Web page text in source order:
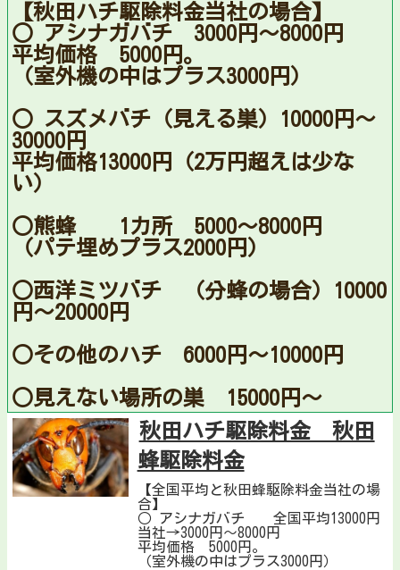
【秋田ハチ駆除料金当社の場合】
○ アシナガバチ 3000円〜8000円
平均価格 5000円。
（室外機の中はプラス3000円）
○ スズメバチ（見える巣）10000円〜
30000円
平均価格13000円（2万円超えは少な
い）
○熊蜂 1カ所 5000〜8000円
（パテ埋めプラス2000円）
○西洋ミツバチ （分蜂の場合）10000
円〜20000円
○その他のハチ 6000円〜10000円
○見えない場所の巣 15000円〜
秋田ハチ駆除料金 秋田
蜂駆除料金
【全国平均と秋田蜂駆除料金当社の場
合】
○ アシナガバチ 全国平均13000円
当社→3000円〜8000円
平均価格 5000円。
（室外機の中はプラス3000円）